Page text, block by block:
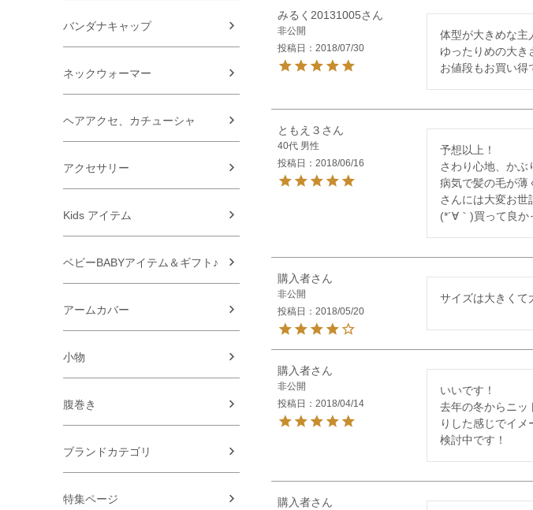
バンダナキャップ
ネックウォーマー
ヘアアクセ、カチューシャ
アクセサリー
Kids アイテム
ベビーBABYアイテム＆ギフト♪
アームカバー
小物
腹巻き
ブランドカテゴリ
特集ページ
みるく20131005
非公開
投稿日
2018/07/30
体型が大きめな主
ゆったりめの大き
ともえ３
40代 男性
投稿日
2018/06/16
予想以上！
さわり心地、かぶ
病気で髪の毛が薄
さんには大変お
(*´∀｀)買って良か
購入者
非公開
投稿日
2018/05/20
購入者
非公開
投稿日
2018/04/14
いいです！
去年の冬からニッ
りした感じでイ
検討中です！
購入者